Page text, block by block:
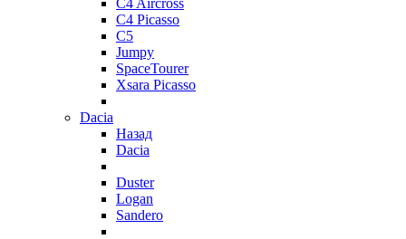
C4 Aircross
C4 Picasso
C5
Jumpy
SpaceTourer
Xsara Picasso
Dacia
Назад
Dacia
Duster
Logan
Sandero